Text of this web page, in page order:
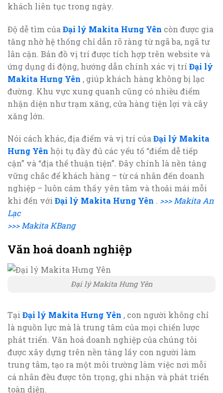
khách liên tục trong ngày.
Độ dễ tìm của Đại lý Makita Hưng Yên còn được gia
tăng nhờ hệ thống chỉ dẫn rõ ràng từ ngã ba, ngã tư
lân cận. Bản đồ vị trí được tích hợp trên website và
ứng dụng di động, hướng dẫn chính xác vị trí Đại lý
Makita Hưng Yên , giúp khách hàng không bị lạc
đường. Khu vực xung quanh cũng có nhiều điểm
nhận diện như trạm xăng, cửa hàng tiện lợi và cây
xăng lớn.
Nói cách khác, địa điểm và vị trí củaĐại lý Makita
Hưng Yên hội tụ đầy đủ các yếu tố “điểm dễ tiếp
cận” và “địa thế thuận tiện”. Đây chính là nền tảng
vững chắc để khách hàng – từ cá nhân đến doanh
nghiệp – luôn cảm thấy yên tâm và thoải mái mỗi
khi đến với Đại lý Makita Hưng Yên . >>> Makita An
Lạc
>>> Makita KBang
Văn hoá doanh nghiệp
Đại lý Makita Hưng Yên
Tại Đại lý Makita Hưng Yên , con người không chỉ
là nguồn lực mà là trung tâm của mọi chiến lược
phát triển. Văn hoá doanh nghiệp của chúng tôi
được xây dựng trên nền tảng lấy con người làm
trung tâm, tạo ra một môi trường làm việc nơi mỗi
cá nhân đều được tôn trọng, ghi nhận và phát triển
toàn diện.